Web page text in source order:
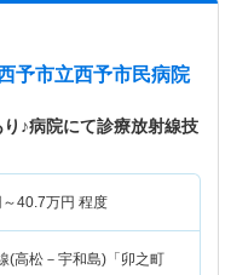
、地域医療を担う総合医の
える医療人材の育成を進め
予市立西予市民病院
♪病院にて診療放射線技
40.7万円 程度
(高松－宇和島)「卯之町